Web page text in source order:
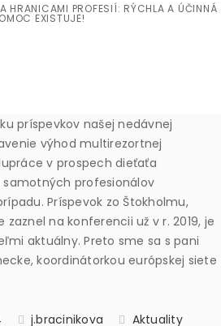
HRANICAMI PROFESIÍ: RÝCHLA A ÚČINNÁ
EXISTUJE!
j.bracinikova Aktuality